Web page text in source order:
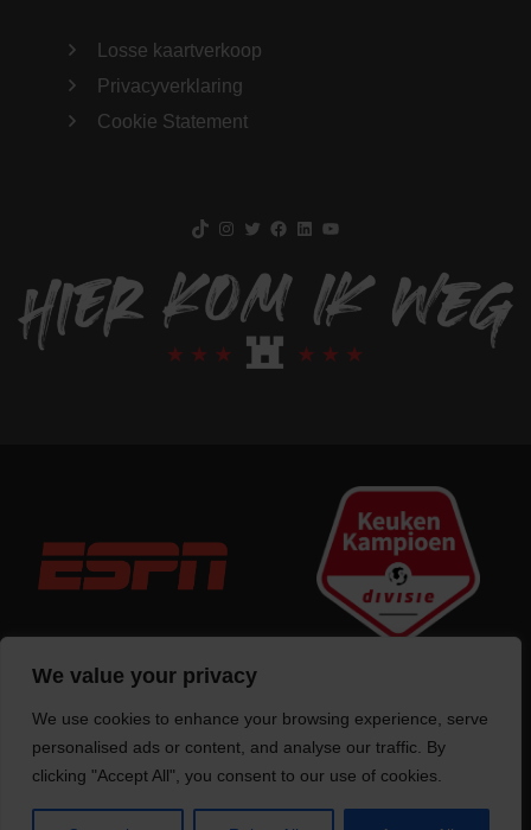
We value your privacy
We use cookies to enhance your browsing experience, serve
personalised ads or content, and analyse our traffic. By
clicking "Accept All", you consent to our use of cookies.
Losse kaartverkoop
Privacyverklaring
Cookie Statement
Trotse bouwervan deze website